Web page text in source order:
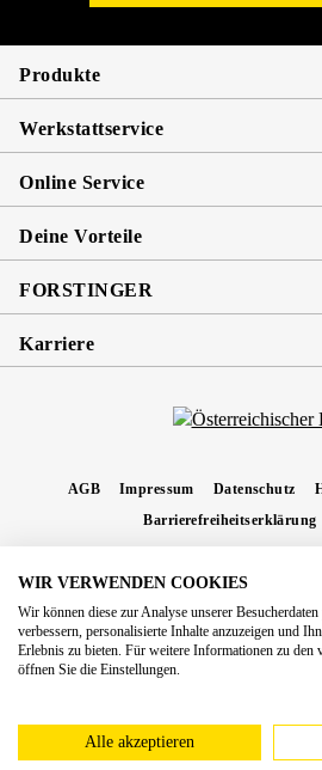
Produkte
Werkstattservice
Online Service
Deine Vorteile
FORSTINGER
Karriere
AGB Impressum Datenschutz
Barrierefreiheitserklärung
Nachnahmegebühren, wenn nicht
Copyright 2026 Forstinger
Königstetter Straße 128 - 134/
europäschen Online-Streitbeilegungs-Plattform
WIR VERWENDEN COOKIES
Wir können diese zur Analyse unserer
verbessern, personalisierte Inhalte anzuzeigen und
Erlebnis zu bieten. Für weitere Informationen zu den
öffnen Sie die Einstellungen.
Alle akzeptieren